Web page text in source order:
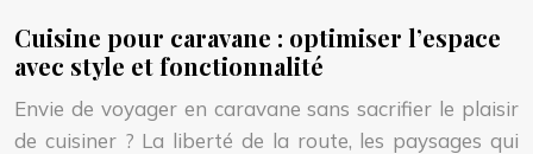
Cuisine pour caravane : optimiser l’espace
avec style et fonctionnalité
Envie de voyager en caravane sans sacrifier le plaisir
de cuisiner ? La liberté de la route, les paysages qui